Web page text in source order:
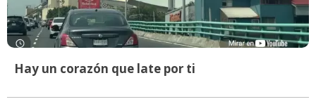
Hay un corazón que late por ti